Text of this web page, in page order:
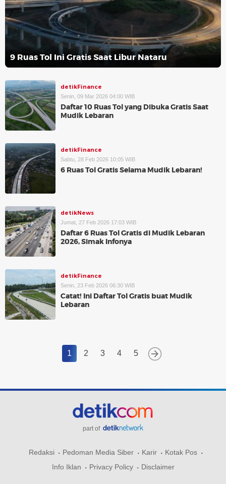
9 Ruas Tol Ini Gratis Saat Libur Nataru
detikFinance
Senin, 09 Mar 2026 04:00 WIB
Daftar 10 Ruas Tol yang Dibuka Gratis Saat
Mudik Lebaran
detikFinance
Sabtu, 28 Feb 2026 10:05 WIB
6 Ruas Tol Gratis Selama Mudik Lebaran!
detikNews
Jumat, 27 Feb 2026 17:03 WIB
Daftar 6 Ruas Tol Gratis di Mudik Lebaran
2026, Simak Infonya
detikFinance
Senin, 23 Feb 2026 06:30 WIB
Catat! Ini Daftar Tol Gratis buat Mudik
Lebaran
1 2 3 4 5
part of
Redaksi Pedoman Media Siber Karir
Kotak Pos
Info Iklan
Privacy Policy Disclaimer